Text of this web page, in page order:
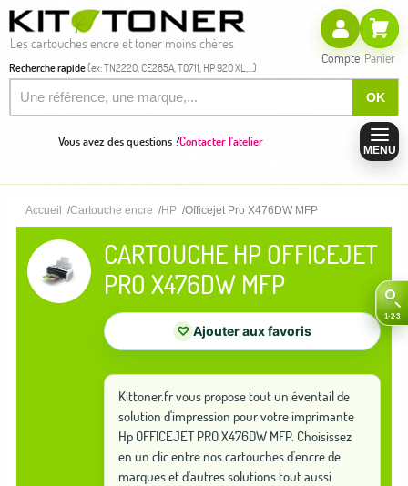
Les cartouches encre et toner moins chères
Recherche rapide(ex: TN2220, CE285A, T0711, HP 920 XL,...)
OK
Compte Panier
Vous avez des questions ?Contacter l'atelier
MENU
Accueil Cartouche encre HP Officejet Pro X476DW MFP
CARTOUCHE HP OFFICEJET
PRO X476DW MFP
♡ Ajouter aux favoris
Kittoner.fr vous propose tout un éventail de
solution d'impression pour votre imprimante
Hp OFFICEJET PRO X476DW MFP. Choisissez
en un clic entre nos cartouches d'encre de
marques et d'autres solutions tout aussi